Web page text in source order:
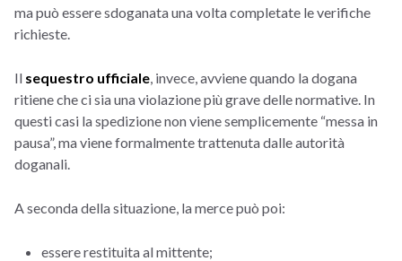
ma può essere sdoganata una volta completate le verifiche
richieste.
Il sequestro ufficiale, invece, avviene quando la dogana
ritiene che ci sia una violazione più grave delle normative. In
questi casi la spedizione non viene semplicemente “messa in
pausa”, ma viene formalmente trattenuta dalle autorità
doganali.
A seconda della situazione, la merce può poi:
essere restituita al mittente;